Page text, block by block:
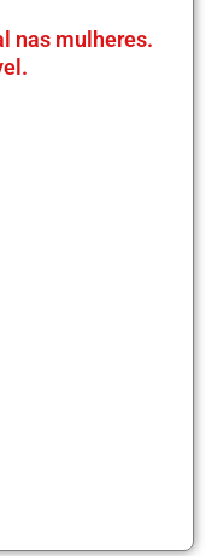
nas mulheres.